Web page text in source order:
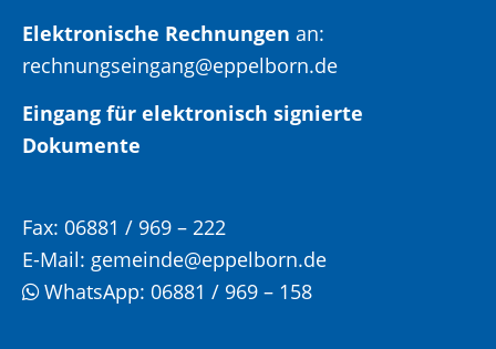
Elektronische Rechnungen an:
rechnungseingang@eppelborn.de
Eingang für elektronisch signierte
Dokumente
Fax: 06881 / 969 – 222
E-Mail: gemeinde@eppelborn.de
WhatsApp: 06881 / 969 – 158